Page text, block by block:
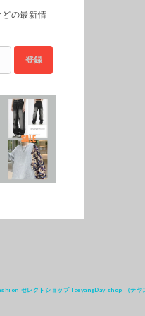
の最新情
登録
セレクトショップ TaeyangDay shop （テヤ